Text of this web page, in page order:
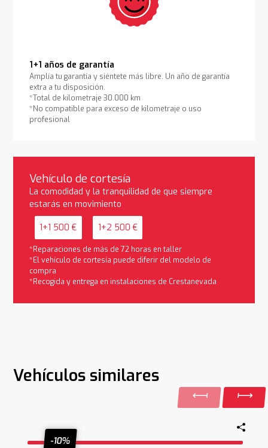
1+1 años de garantía
Amplía tu garantía y siéntete más libre. Un año de garantía
extra a tu disposición.
*Total de kilometraje 30.000 km
*No compatible para exceso de kilometraje o uso
profesional
Vehículo de cortesía
La comodidad y la tranquilidad de que siempre
estarás en movimiento
1+1 500 € 1+2 500 €
*Reparaciones de más de 72 horas en taller
*El vehículo de cortesía puede diferir del modelo de
compra
*Recogida y entrega en instalaciones de Crestanevada
Vehículos similares
-10%